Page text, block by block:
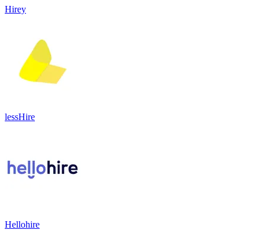
Hirey
lessHire
Hellohire